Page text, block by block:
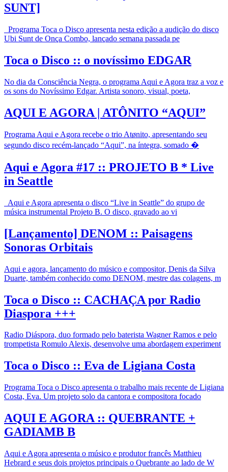
SUNT]
Programa Toca o Disco apresenta nesta edição a audição do disco
Ubi Sunt de Onça Combo, lançado semana passada pe
Toca o Disco :: o novíssimo EDGAR
No dia da Consciência Negra, o programa Aqui e Agora traz a voz e
os sons do Novíssimo Edgar. Artista sonoro, visual, poeta,
AQUI E AGORA | ATÔNITO “AQUI”
Programa Aqui e Agora recebe o trio Atønito, apresentando seu
segundo disco recém-lançado “Aqui”, na íntegra, somado �
Aqui e Agora #17 :: PROJETO B * Live
in Seattle
Aqui e Agora apresenta o disco “Live in Seattle” do grupo de
música instrumental Projeto B. O disco, gravado ao vi
[Lançamento] DENOM :: Paisagens
Sonoras Orbitais
Aqui e agora, lançamento do músico e compositor, Denis da Silva
Duarte, também conhecido como DENOM, mestre das colagens, m
Toca o Disco :: CACHAÇA por Radio
Diaspora +++
Radio Diáspora, duo formado pelo baterista Wagner Ramos e pelo
trompetista Romulo Alexis, desenvolve uma abordagem experiment
Toca o Disco :: Eva de Ligiana Costa
Programa Toca o Disco apresenta o trabalho mais recente de Ligiana
Costa, Eva. Um projeto solo da cantora e compositora focado
AQUI E AGORA :: QUEBRANTE +
GADIAMB B
Aqui e Agora apresenta o músico e produtor francês Matthieu
Hebrard e seus dois projetos principais o Quebrante ao lado de W